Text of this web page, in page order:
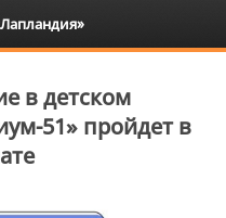
в детском
51» пройдет в